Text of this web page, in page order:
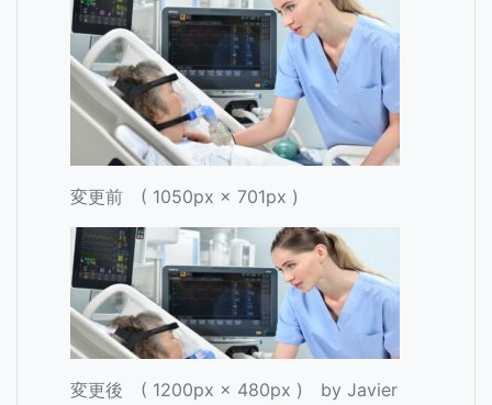
変更前 ( 1050px × 701px )
変更後 ( 1200px × 480px ) by Javier